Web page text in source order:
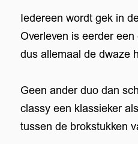
Iedereen wordt gek in
Overleven is eerder
dus allemaal de dwaze
Geen ander duo dan
classy een klassieker als
tussen de brokstukken